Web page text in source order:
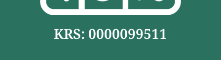
KRS: 0000099511